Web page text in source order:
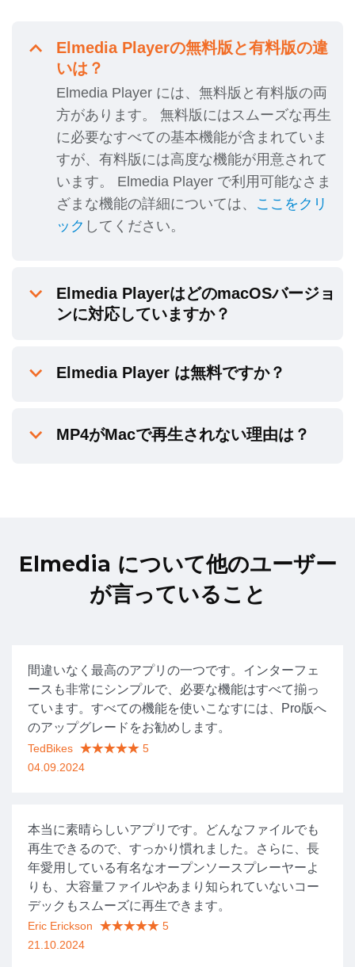
Elmedia Playerの無料版と有料版の違
いは？
Elmedia Player には、無料版と有料版の両
方があります。 無料版にはスムーズな再生
に必要なすべての基本機能が含まれていま
すが、有料版には高度な機能が用意されて
います。 Elmedia Player で利用可能なさま
ざまな機能の詳細については、 ここをクリ
ック してください。
Elmedia PlayerはどのmacOSバージョ
ンに対応していますか？
Elmedia Player は無料ですか？
MP4がMacで再生されない理由は？
Elmedia について他のユーザー
が言っていること
間違いなく最高のアプリの一つです。インターフェ
ースも非常にシンプルで、必要な機能はすべて揃っ
ています。すべての機能を使いこなすには、Pro版へ
のアップグレードをお勧めします。
TedBikes
5
04.09.2024
本当に素晴らしいアプリです。どんなファイルでも
再生できるので、すっかり慣れました。さらに、長
年愛用している有名なオープンソースプレーヤーよ
りも、大容量ファイルやあまり知られていないコー
デックもスムーズに再生できます。
Eric Erickson
5
21.10.2024